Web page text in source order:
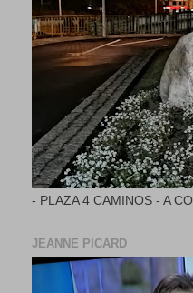
- PLAZA 4 CAMINOS - A
JEANNE PICARD